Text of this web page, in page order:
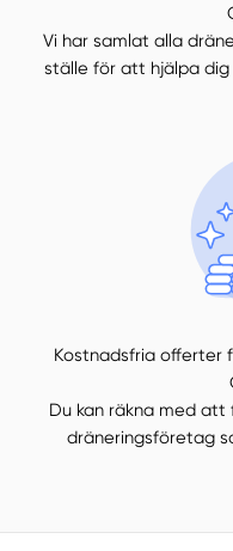
Vi har samlat alla
ställe för att hjälpa
Kostnadsfria offerter
Du kan räkna med
dräneringsföretag